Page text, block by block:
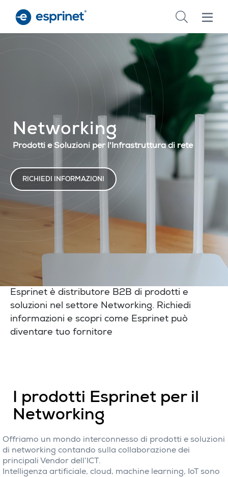
main
Networking
Prodotti e Soluzioni per l'Infrastruttura di rete
RICHIEDI INFORMAZIONI
Esprinet è distributore B2B di prodotti e
soluzioni nel settore Networking. Richiedi
informazioni e scopri come Esprinet può
diventare tuo fornitore
I prodotti Esprinet per il
Networking
Offriamo un mondo interconnesso di prodotti e soluzioni
di networking contando sulla collaborazione dei
principali Vendor dell’ICT.
Intelligenza artificiale, cloud, machine learning, IoT sono